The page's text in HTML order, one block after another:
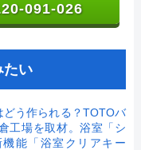
091-026
たい
どう作られる？TOTOバ
工場を取材。浴室「シ
能「浴室クリアキー